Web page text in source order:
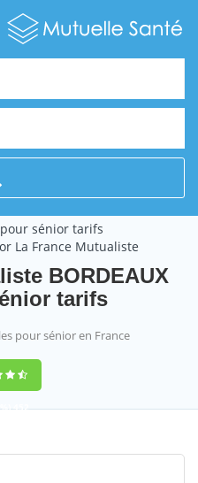
sénior tarifs
La France Mutualiste
BORDEAUX
tarifs
pour sénior en France
452